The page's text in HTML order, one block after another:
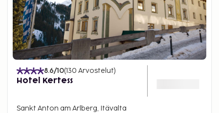
8.6/10(130 Arvostelut)
Hotel Kertess
Sankt Anton am Arlberg, Itävalta